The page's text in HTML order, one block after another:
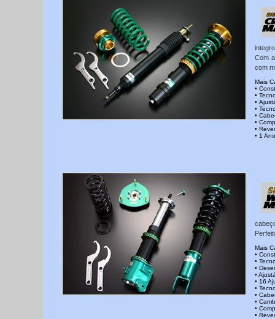
Com
com
Mais
•
•
•
•
•
•
•
• 1
Mais
•
•
•
•
• 16
•
•
•
•
•